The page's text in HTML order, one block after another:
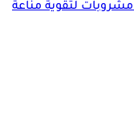
لتقوية مناعة